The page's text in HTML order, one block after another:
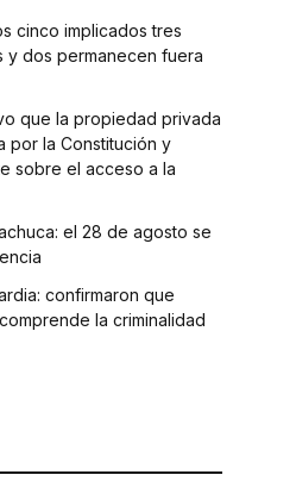
cinco implicados tres
y dos permanecen fuera
que la propiedad privada
por la Constitución y
sobre el acceso a la
el 28 de agosto se
confirmaron que
la criminalidad